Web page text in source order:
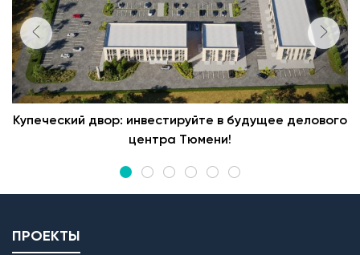
Купеческий двор: инвестируйте в будущее делового
центра Тюмени!
ПРОЕКТЫ